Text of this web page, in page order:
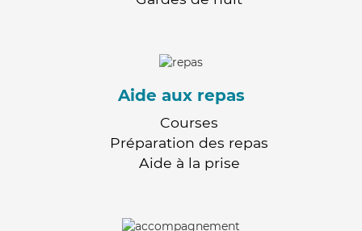
Aide aux repas
Courses
Préparation des repas
Aide à la prise